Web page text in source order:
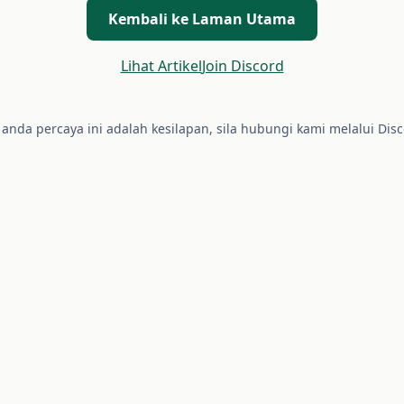
Kembali ke Laman Utama
Lihat ArtikelJoin Discord
anda percaya ini adalah kesilapan, sila hubungi kami melalui